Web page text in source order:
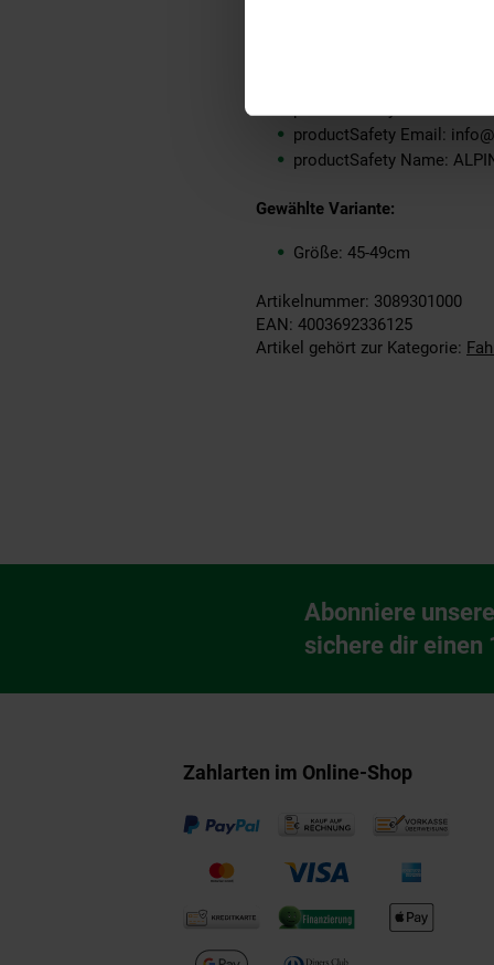
productSafety Email:
productSafety Name:
Gewählte Variante:
Größe: 45-49cm
Artikelnummer: 3089301000
EAN: 4003692336125
Artikel gehört zur Kategorie:
Newsletter
Abonniere
sichere dir einen
Zahlarten im Online-Shop